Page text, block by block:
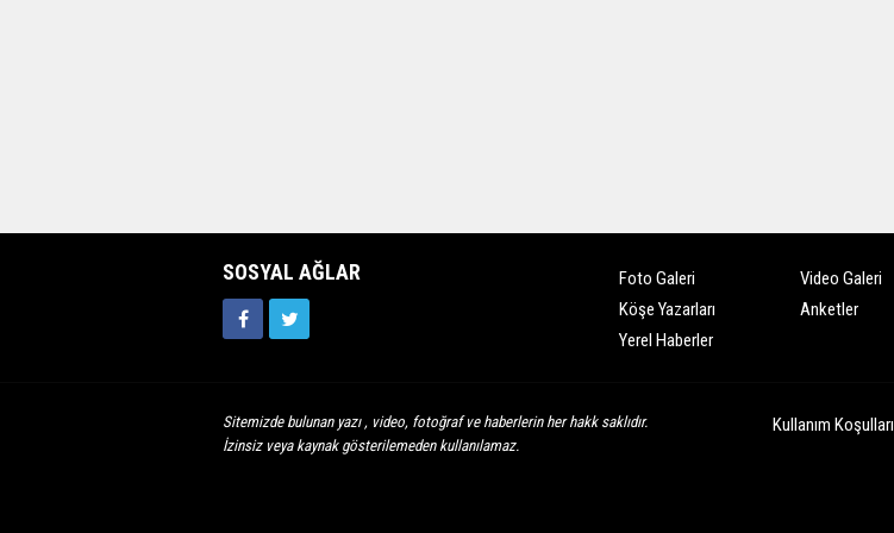
SOSYAL AĞLAR Foto Galeri
Video Galeri
Köşe Yazarları
Anketler
Yerel Haberler
Sitemizde bulunan yazı , video, fotoğraf ve haberlerin her hakk saklıdır.
İzinsiz veya kaynak gösterilemeden kullanılamaz.
Kullanım Koşulları